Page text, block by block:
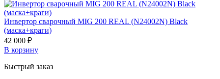
Инвертор сварочный MIG 200 REAL (N24002N) Black
(маска+краги)
42 000 ₽
В корзину
Быстрый заказ